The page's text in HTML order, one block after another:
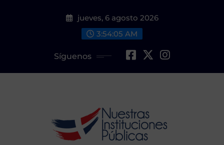
jueves, 6 agosto 2026
3:54:05 AM
Síguenos